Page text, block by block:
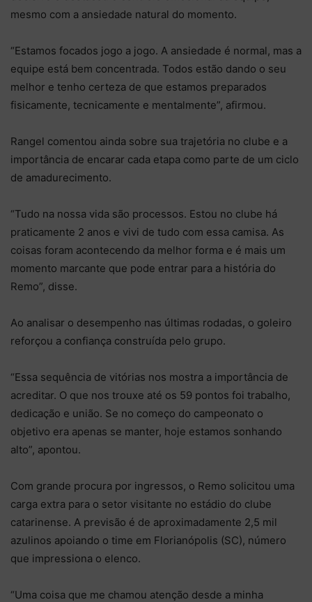
mesmo com a ansiedade natural do momento.
“Estamos focados jogo a jogo. A ansiedade é normal, mas a
equipe está bem concentrada. Todos estão dando o seu
melhor e tenho certeza de que estamos preparados
fisicamente, tecnicamente e mentalmente”, afirmou.
Rangel comentou ainda sobre sua trajetória no clube e a
importância de encarar cada etapa como parte de um ciclo
de amadurecimento.
“Tudo na nossa vida são processos. Estou no clube há
praticamente 2 anos e vivi de tudo com essa camisa. As
coisas foram acontecendo da melhor forma e é mais um
momento marcante que pode entrar para a história do
Remo”, disse.
Ao analisar o desempenho nas últimas rodadas, o goleiro
reforçou a confiança construída pelo grupo.
“Essa sequência de vitórias nos mostra a importância de
acreditar. O que nos trouxe até os 59 pontos foi trabalho,
dedicação e união. Se no começo do campeonato o
objetivo era apenas se manter, hoje estamos sonhando
alto”, apontou.
Com grande procura por ingressos, o Remo solicitou uma
carga extra para o setor visitante no estádio do clube
catarinense. A previsão é de aproximadamente 2,5 mil
azulinos apoiando o time em Florianópolis (SC), número
que impressiona o elenco.
“Uma coisa que me chamou atenção desde a minha